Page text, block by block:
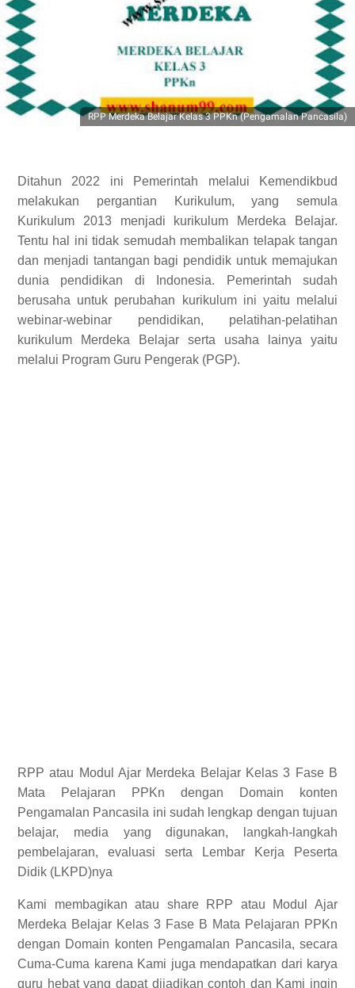
RPP Merdeka Belajar Kelas 3 PPKn (Pengamalan Pancasila)
Ditahun 2022 ini Pemerintah melalui Kemendikbud
melakukan pergantian Kurikulum, yang semula
Kurikulum 2013 menjadi kurikulum Merdeka Belajar.
Tentu hal ini tidak semudah membalikan telapak tangan
dan menjadi tantangan bagi pendidik untuk memajukan
dunia pendidikan di Indonesia. Pemerintah sudah
berusaha untuk perubahan kurikulum ini yaitu melalui
webinar-webinar pendidikan, pelatihan-pelatihan
kurikulum Merdeka Belajar serta usaha lainya yaitu
melalui Program Guru Pengerak (PGP).
RPP atau Modul Ajar Merdeka Belajar Kelas 3 Fase B
Mata Pelajaran PPKn dengan Domain konten
Pengamalan Pancasila ini sudah lengkap dengan tujuan
belajar, media yang digunakan, langkah-langkah
pembelajaran, evaluasi serta Lembar Kerja Peserta
Didik (LKPD)nya
Kami membagikan atau share RPP atau Modul Ajar
Merdeka Belajar Kelas 3 Fase B Mata Pelajaran PPKn
dengan Domain konten Pengamalan Pancasila, secara
Cuma-Cuma karena Kami juga mendapatkan dari karya
guru hebat yang dapat dijadikan contoh dan Kami ingin